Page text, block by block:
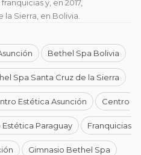
y, en 2017,
Sierra, en Bolivia.
Bethel Spa Bolivia
Spa Santa Cruz de la Sierra
Estética Asunción Centro
Paraguay Franquicias
Gimnasio Bethel Spa